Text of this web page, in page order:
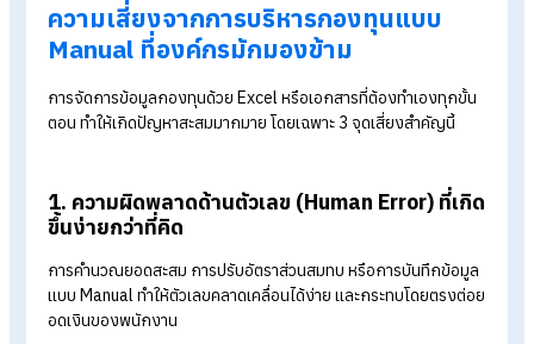
โปรแกรมคำนวณเงินเดือนอัตโนมัติ
ระบบลงเวลาทำงานออนไลน์
ราคาโปรแกรมเงินเดือน เริ่มต้น 590 บาท/เดือน
ทดลองใช้งานฟรี 30 วัน
Table of Contents:
ทำไมความโปร่งใสในการจัดการกองทุนพนักงานจึงสำคัญต่อองค์กร
ความเสี่ยงจากการบริหารกองทุนแบบ Manual ที่องค์กรมักมองข้าม
โปรแกรมบริหารงานบุคคล: ทางออกเพื่อความโปร่งใสและ